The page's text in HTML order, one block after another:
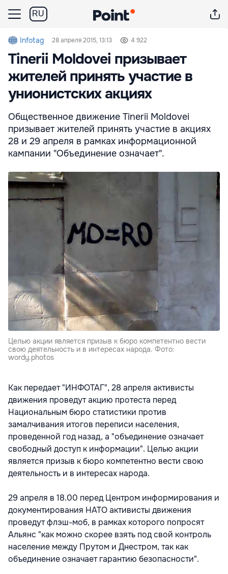
RU
Infotag 28 апреля 2015, 13:13 4 922
Tinerii Moldovei призывает
жителей принять участие в
унионистских акциях
Общественное движение Tinerii Moldovei
призывает жителей принять участие в акциях
28 и 29 апреля в рамках информационной
кампании "Объединение означает".
Целью акции является призыв к бюро компетентно вести
свою деятельность и в интересах народа. Фото:
wordy.photos
Как передает "ИНФОТАГ", 28 апреля активисты
движения проведут акцию протеста перед
Национальным бюро статистики против
замалчивания итогов переписи населения,
проведенной год назад, а "объединение означает
свободный доступ к информации". Целью акции
является призыв к бюро компетентно вести свою
деятельность и в интересах народа.
29 апреля в 18.00 перед Центром информирования и
документирования НАТО активисты движения
проведут флэш-моб, в рамках которого попросят
Альянс "как можно скорее взять под свой контроль
население между Прутом и Днестром, так как
объединение означает гарантию безопасности".